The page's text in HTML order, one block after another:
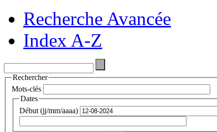
Recherche Avancée
Index A-Z
Rechercher
Mots-clés
Dates
Début (jj/mm/aaaa)